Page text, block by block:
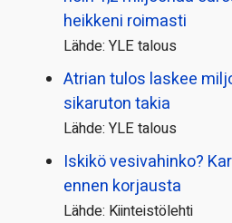
heikkeni roimasti
Lähde: YLE talous
Atrian tulos laskee
sikaruton takia
Lähde: YLE talous
Iskikö vesivahinko?
ennen korjausta
Lähde: Kiinteistölehti